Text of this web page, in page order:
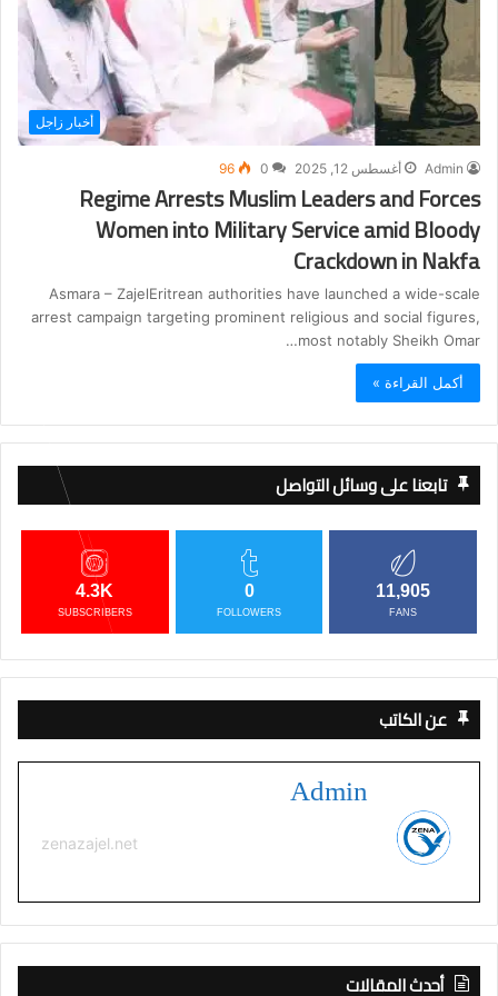
أخبار زاجل
Admin أغسطس 12, 2025 0
96
Regime Arrests Muslim Leaders and Forces
Women into Military Service amid Bloody
Crackdown in Nakfa
Asmara – ZajelEritrean authorities have launched a wide-scale
arrest campaign targeting prominent religious and social figures,
most notably Sheikh Omar…
أكمل القراءة »
تابعنا على وسائل التواصل
11,905
FANS
0
FOLLOWERS
4.3K
SUBSCRIBERS
عن الكاتب
Admin
zenazajel.net
أحدث المقالات